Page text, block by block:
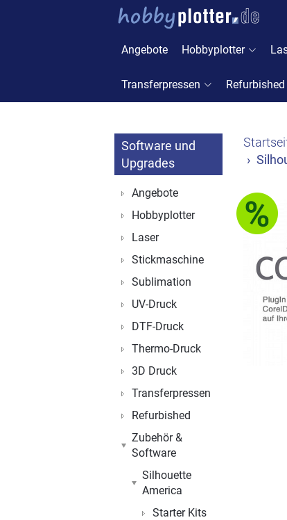
Angebote Hobbyplotter
Transferpressen Refurbished
Software und
Upgrades
Angebote
Hobbyplotter
Laser
Stickmaschine
Sublimation
UV-Druck
DTF-Druck
Thermo-Druck
3D Druck
Transferpressen
Refurbished
Zubehör &
Software
Silhouette
America
Starter Kits